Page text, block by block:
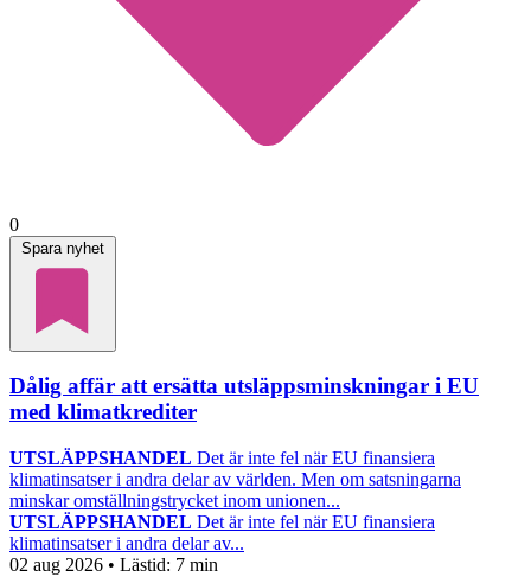
0
Spara nyhet
Dålig affär att ersätta utsläppsminskningar i EU
med klimatkrediter
UTSLÄPPSHANDEL Det är inte fel när EU finansiera
klimatinsatser i andra delar av världen. Men om satsningarna
minskar omställningstrycket inom unionen...
UTSLÄPPSHANDEL Det är inte fel när EU finansiera
klimatinsatser i andra delar av...
02 aug 2026 • Lästid: 7 min